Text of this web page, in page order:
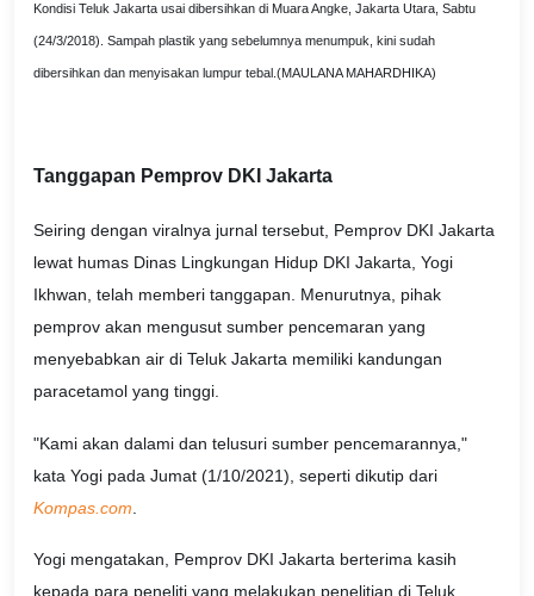
Kondisi Teluk Jakarta usai dibersihkan di Muara Angke, Jakarta Utara, Sabtu
(24/3/2018). Sampah plastik yang sebelumnya menumpuk, kini sudah
dibersihkan dan menyisakan lumpur tebal.(MAULANA MAHARDHIKA)
Tanggapan Pemprov DKI Jakarta
Seiring dengan viralnya jurnal tersebut, Pemprov DKI Jakarta
lewat humas Dinas Lingkungan Hidup DKI Jakarta, Yogi
Ikhwan, telah memberi tanggapan. Menurutnya, pihak
pemprov akan mengusut sumber pencemaran yang
menyebabkan air di Teluk Jakarta memiliki kandungan
paracetamol yang tinggi.
"Kami akan dalami dan telusuri sumber pencemarannya,"
kata Yogi pada Jumat (1/10/2021), seperti dikutip dari
Kompas.com
Yogi mengatakan, Pemprov DKI Jakarta berterima kasih
kepada para peneliti yang melakukan penelitian di Teluk